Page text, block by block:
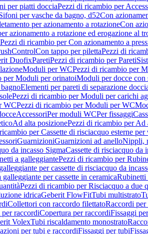
per piatti docciaPezzi di ricambio per
per vasche da bagno, d52Con
per azionamento a rotazioneCon
azionamento a rotazione ed erogazione al
Pezzi di ricambio per Con azionamento a
Con tappo per pilettaPezzi di
DuofixParetiPezzi di ricambio per Pareti
Moduli per WCPezzi di ricambio per
per Moduli per orinatoiModuli per docce con
Elementi per pareti di separazione
Pezzi di ricambio per Moduli per carichi
WCPezzi di ricambio per Moduli per WC
AccessoriPer moduli WCPer fissaggi
Ad alta posizionePezzi di ricambio per Ad
per Cassette di risciacquo esterne per
GuarnizioniGuarnizioni ad anelloNippli,
da incasso SigmaCassette di risciacquo da
a galleggiantePezzi di ricambio per
per cassette di risciacquo da
per cassette in ceramicaRubinetti
Pezzi di ricambio per Risciacquo a due
idricaGeberit FlowFitTubi multistrato
Collettori con raccordo filettatoRaccordi per
raccordiCopertura per raccordiFissaggi
VolexTubi riscaldamento monostrato
per tubi e raccordiFissaggi per tubi